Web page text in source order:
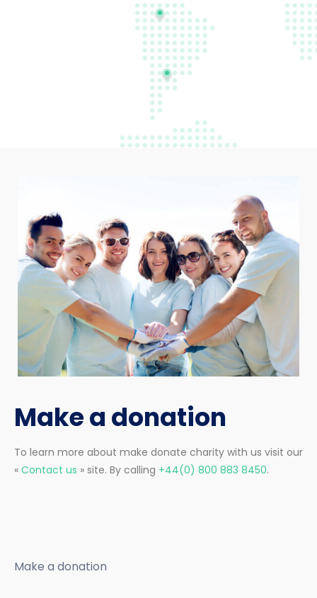
Make a donation
To learn more about make donate charity with us visit our
« Contact us » site. By calling +44(0) 800 883 8450.
Make a donation